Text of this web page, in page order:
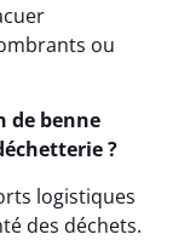
ou
de benne
?
logistiques
des déchets.